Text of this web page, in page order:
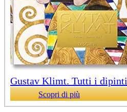
Gustav Klimt. Tutti i dipinti
Scopri di più